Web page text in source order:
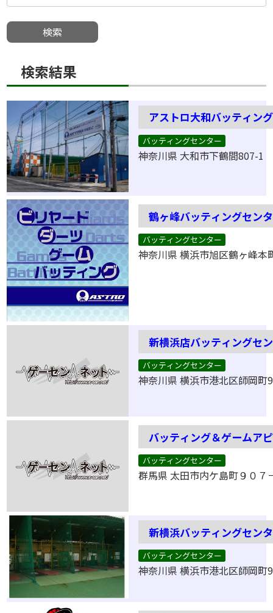
検索
検索結果
アストロ大和バッティン
バッティングセンター
神奈川県 大和市下鶴間807-1
鶴ヶ峰バッティングセン
バッティングセンター
神奈川県 横浜市旭区鶴ヶ峰本
新横浜店バッティングセ
バッティングセンター
神奈川県 横浜市港北区師岡町
バッティング＆ゲームア
バッティングセンター
群馬県 太田市内ケ島町９０７
新横浜バッティングセン
バッティングセンター
神奈川県 横浜市港北区師岡町